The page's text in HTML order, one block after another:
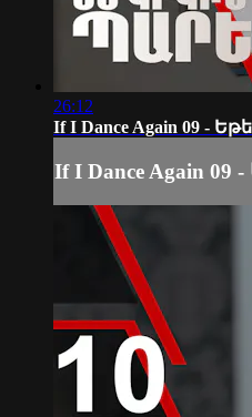
26:12
If I Dance Again 09 -
If I Dance Again